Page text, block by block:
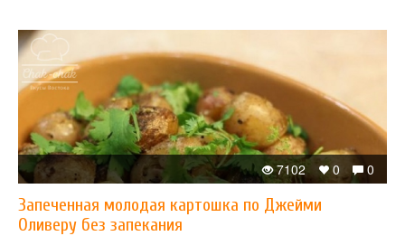
0
0
7102
Запеченная молодая картошка по Джейми
Оливеру без запекания